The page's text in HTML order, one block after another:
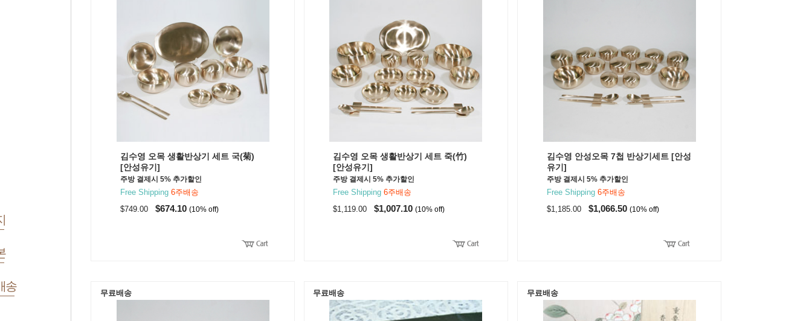
송
김수영 오목 생활반상기 세트 국(菊)
[안성유기]
주방 결제시 5% 추가할인
Free Shipping 6주배송
$749.00 $674.10 (10% off)
김수영 오목 생활반상기 세트 죽(竹)
[안성유기]
주방 결제시 5% 추가할인
Free Shipping 6주배송
$1,119.00$1,007.10(10% off)
김수영 안성오목 7첩 반상기세트 [안성
유기]
주방 결제시 5% 추가할인
Free Shipping 6주배송
$1,185.00 $1,066.50 (10% off)
무료배송 무료배송 무료배송